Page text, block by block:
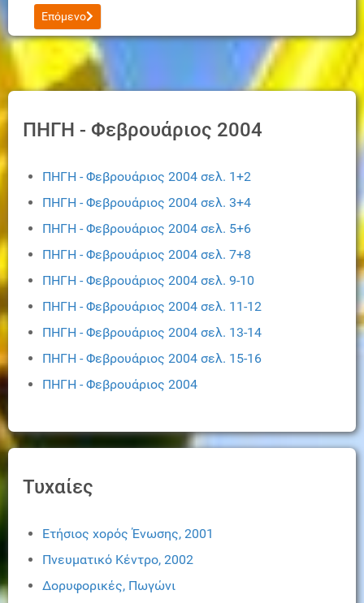
Επόμενο άρθρο: ΠΗΓΗ - Φεβρουάριος 2004 σελ. 1+2
Επόμενο
ΠΗΓΗ - Φεβρουάριος 2004
ΠΗΓΗ - Φεβρουάριος 2004 σελ. 1+2
ΠΗΓΗ - Φεβρουάριος 2004 σελ. 3+4
ΠΗΓΗ - Φεβρουάριος 2004 σελ. 5+6
ΠΗΓΗ - Φεβρουάριος 2004 σελ. 7+8
ΠΗΓΗ - Φεβρουάριος 2004 σελ. 9-10
ΠΗΓΗ - Φεβρουάριος 2004 σελ. 11-12
ΠΗΓΗ - Φεβρουάριος 2004 σελ. 13-14
ΠΗΓΗ - Φεβρουάριος 2004 σελ. 15-16
ΠΗΓΗ - Φεβρουάριος 2004
Τυχαίες
Ετήσιος χορός Ένωσης, 2001
Πνευματικό Κέντρο, 2002
Δορυφορικές, Πωγώνι